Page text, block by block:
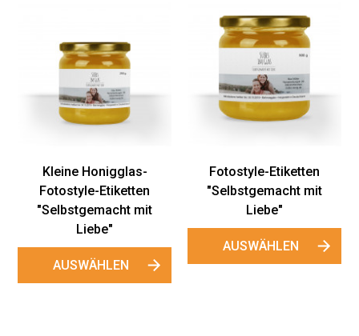
Kleine Honigglas-
Fotostyle-Etiketten
"Selbstgemacht mit
Liebe"
AUSWÄHLEN
Fotostyle-Etiketten
"Selbstgemacht mit
Liebe"
AUSWÄHLEN